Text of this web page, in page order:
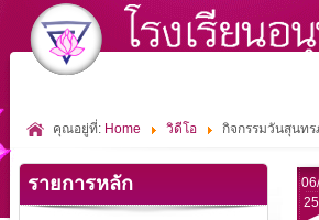
คุณอยู่ที่: Home วิดีโอ กิจกรรมวันสุนทร
รายการหลัก